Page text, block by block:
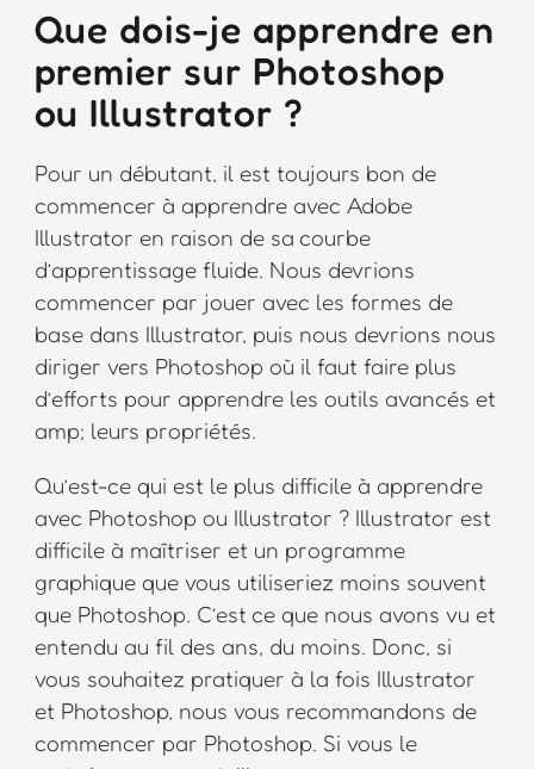
Que dois-je apprendre en
premier sur Photoshop
ou Illustrator ?
Pour un débutant, il est toujours bon de
commencer à apprendre avec Adobe
Illustrator en raison de sa courbe
d’apprentissage fluide. Nous devrions
commencer par jouer avec les formes de
base dans Illustrator, puis nous devrions nous
diriger vers Photoshop où il faut faire plus
d’efforts pour apprendre les outils avancés et
amp; leurs propriétés.
Qu’est-ce qui est le plus difficile à apprendre
avec Photoshop ou Illustrator ? Illustrator est
difficile à maîtriser et un programme
graphique que vous utiliseriez moins souvent
que Photoshop. C’est ce que nous avons vu et
entendu au fil des ans, du moins. Donc, si
vous souhaitez pratiquer à la fois Illustrator
et Photoshop, nous vous recommandons de
commencer par Photoshop. Si vous le